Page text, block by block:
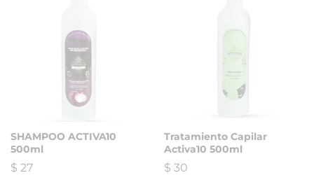
SHAMPOO ACTIVA10
500ml
$ 27
Tratamiento Capilar
Activa10 500ml
$ 30